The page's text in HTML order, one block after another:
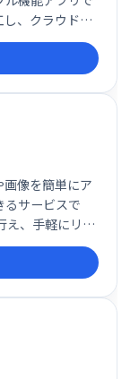
、クラウドに
きます。効率的
を大幅に向上
像を簡単にア
るサービスで
え、手軽にリン